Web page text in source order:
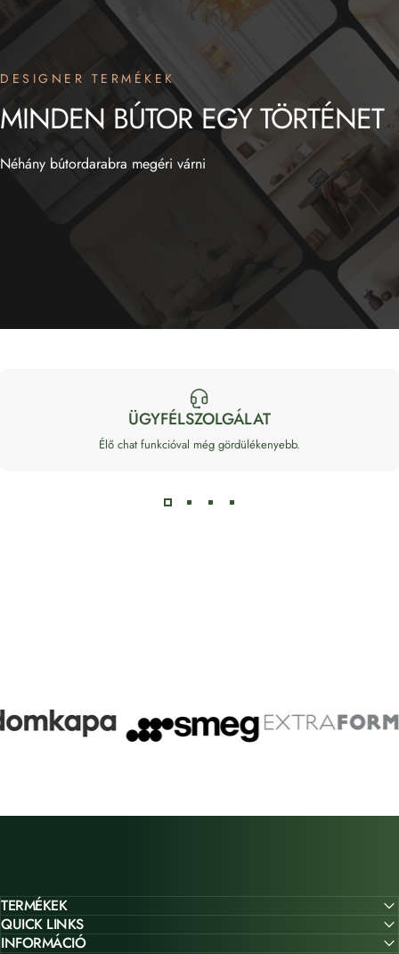
DESIGNER TERMÉKEK
MINDEN BÚTOREGY TÖRTÉNET
Néhány bútordarabra megéri várni
ÜGYFÉLSZOLGÁLAT
Élő chat funkcióval még gördülékenyebb.
TERMÉKEK
QUICK LINKS
INFORMÁCIÓ